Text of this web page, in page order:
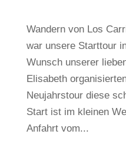
Wandern von Los
war unsere Starttour
Wunsch unserer
Elisabeth
Neujahrstour diese
Start ist im kleinen
Anfahrt vom...